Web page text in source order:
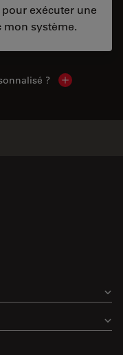
exécuter une
système.
? Show local